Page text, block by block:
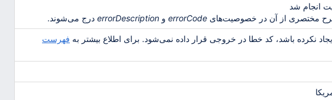
انجام شد
مختصری از آن در خصوصیت‌های errorCode و errorDescription درج می‌شوند.
نکرده باشد، کد خطا در خروجی قرار داده نمی‌شود. برای اطلاع بیشتر به فهرست